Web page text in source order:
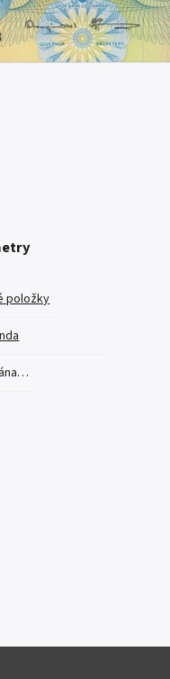
položky